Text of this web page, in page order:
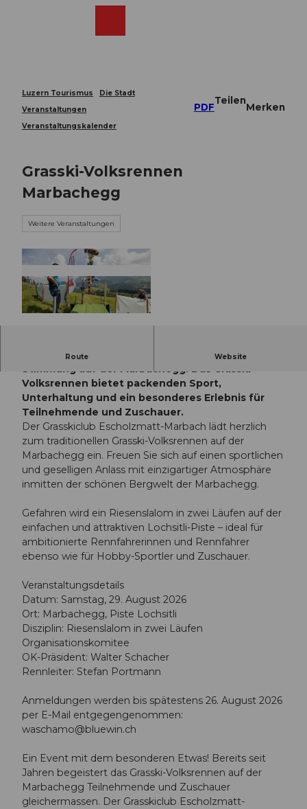
Luzern Tourismus
Die Stadt
Veranstaltungen
Veranstaltungskalender
PDF
Teilen
Merken
Grasski-Volksrennen
Marbachegg
Weitere Veranstaltungen
Route Website
Spannende Duelle, rasante Fahrten und beste
Stimmung auf der Marbachegg: Das Grasski-
Volksrennen bietet packenden Sport,
Unterhaltung und ein besonderes Erlebnis für
Teilnehmende und Zuschauer.
Der Grasskiclub Escholzmatt-Marbach lädt herzlich
zum traditionellen Grasski-Volksrennen auf der
Marbachegg ein. Freuen Sie sich auf einen sportlichen
und geselligen Anlass mit einzigartiger Atmosphäre
inmitten der schönen Bergwelt der Marbachegg.
Gefahren wird ein Riesenslalom in zwei Läufen auf der
einfachen und attraktiven Lochsitli-Piste – ideal für
ambitionierte Rennfahrerinnen und Rennfahrer
ebenso wie für Hobby-Sportler und Zuschauer.
Veranstaltungsdetails
Datum: Samstag, 29. August 2026
Ort: Marbachegg, Piste Lochsitli
Disziplin: Riesenslalom in zwei Läufen
Organisationskomitee
OK-Präsident: Walter Schacher
Rennleiter: Stefan Portmann
Anmeldungen werden bis spätestens 26. August 2026
per E-Mail entgegengenommen:
waschamo@bluewin.ch
Ein Event mit dem besonderen Etwas! Bereits seit
Jahren begeistert das Grasski-Volksrennen auf der
Marbachegg Teilnehmende und Zuschauer
gleichermassen. Der Grasskiclub Escholzmatt-